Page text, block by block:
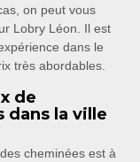
on peut vous
Lobry Léon. Il est
dans le
très abordables.
de
dans la ville
cheminées est à